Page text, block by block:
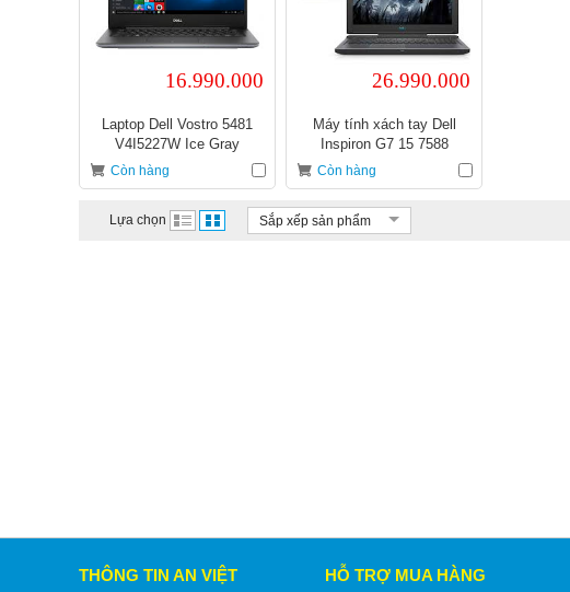
16.990.000
Laptop Dell Vostro 5481
V4I5227W Ice Gray
Còn hàng
26.990.000
Máy tính xách tay Dell
Inspiron G7 15 7588
70183902
Còn hàng
Lựa chọn Sắp xếp sản phẩm
THÔNG TIN AN VIỆT HỖ TRỢ MUA HÀNG